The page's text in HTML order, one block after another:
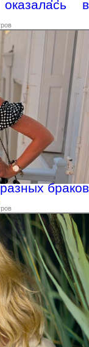
в
браков